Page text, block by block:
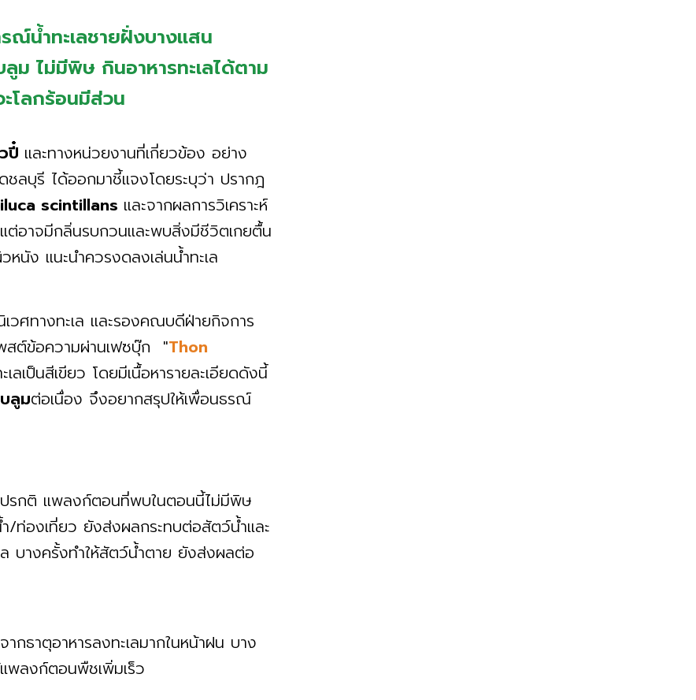
ณ์น้ำทะเลชายฝั่งบางแสน
ม ไม่มีพิษ กินอาหารทะเลได้ตาม
โลกร้อนมีส่วน
ปี๋ และทางหน่วยงานที่เกี่ยวข้อง อย่าง
ลบุรี ได้ออกมาชี้แจงโดยระบุว่า ปรากฎ
scintillans และจากผลการวิเคราะห์
ต่อาจมีกลิ่นรบกวนและพบสิ่งมีชีวิตเกยตื้น
หนัง แนะนำควรงดลงเล่นน้ำทะเล
วศทางทะเล และรองคณบดีฝ่ายกิจการ
สต์ข้อความผ่านเฟซบุ๊ก "Thon
ลเป็นสีเขียว โดยมีเนื้อหารายละเอียดดังนี้
ลูมต่อเนื่อง จึงอยากสรุปให้เพื่อนธรณ์
รกติ แพลงก์ตอนที่พบในตอนนี้ไม่มีพิษ
ำ/ท่องเที่ยว ยังส่งผลกระทบต่อสัตว์น้ำและ
บางครั้งทำให้สัตว์น้ำตาย ยังส่งผลต่อ
ธาตุอาหารลงทะเลมากในหน้าฝน บาง
แพลงก์ตอนพืชเพิ่มเร็ว